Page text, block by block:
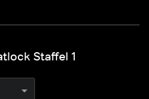
Staffel 1